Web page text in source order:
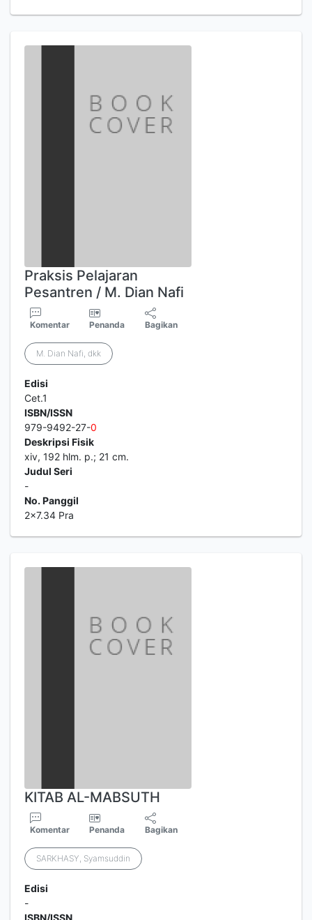
Praksis Pelajaran
Pesantren / M. Dian Nafi
Komentar Penanda Bagikan
M. Dian Nafi, dkk
Edisi
Cet.1
ISBN/ISSN
979-9492-27-0
Deskripsi Fisik
xiv, 192 hlm. p.; 21 cm.
Judul Seri
-
No. Panggil
2x7.34 Pra
KITAB AL-MABSUTH
Komentar Penanda Bagikan
SARKHASY, Syamsuddin
Edisi
-
ISBN/ISSN